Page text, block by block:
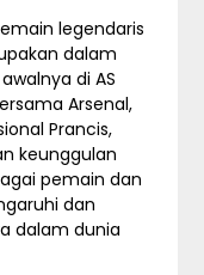
legendaris
dalam
di AS
Arsenal,
Prancis,
keunggulan
pemain dan
dan
dalam dunia